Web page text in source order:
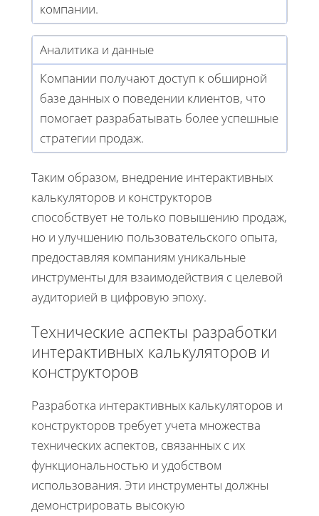
компании.
Аналитика и данные
Компании получают доступ к обширной
базе данных о поведении клиентов, что
помогает разрабатывать более успешные
стратегии продаж.
Таким образом, внедрение интерактивных
калькуляторов и конструкторов
способствует не только повышению продаж,
но и улучшению пользовательского опыта,
предоставляя компаниям уникальные
инструменты для взаимодействия с целевой
аудиторией в цифровую эпоху.
Технические аспекты разработки
интерактивных калькуляторов и
конструкторов
Разработка интерактивных калькуляторов и
конструкторов требует учета множества
технических аспектов, связанных с их
функциональностью и удобством
использования. Эти инструменты должны
демонстрировать высокую